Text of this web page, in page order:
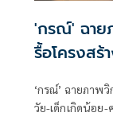
'กรณ์' ฉาย
รื้อโครงสร้
‘กรณ์’ ฉายภาพ
วัย-เด็กเกิดน้อย